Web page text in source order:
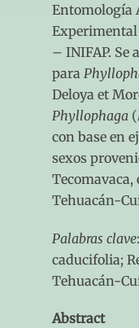
Entomología
Experimental
– INIFAP. Se
para
Deloya et
Phyllophaga (
con base en
sexos
Tecomavaca,
Tehuacán-
Palabras clave:
caducifolia;
Tehuacán-
Abstract